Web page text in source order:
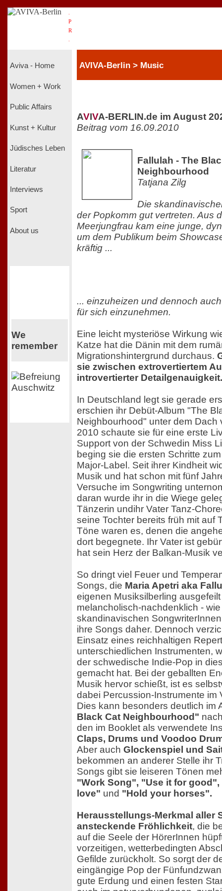
P
R
Aviva - Home
Women + Work
Public Affairs
Kunst + Kultur
Jüdisches Leben
Literatur
Interviews
Sport
About us
We
remember
AVIVA-Berlin > Music
AVIVA-BERLIN.de im August
Beitrag vom 16.09.2010
Fallulah - The
Neighbourhood
Tatjana Zilg
Die
der Popkomm gut vertreten. Aus
Meerjungfrau kam eine junge,
um dem Publikum beim
kräftig ...
... einzuheizen und dennoch
für sich einzunehmen.
Eine leicht mysteriöse Wirkung
Katze hat die Dänin mit dem
Migrationshintergrund durchaus.
sie zwischen extrovertiertem
introvertierter Detailgenauigkeit.
In Deutschland legt sie gerade
erschien ihr Debüt-Album "The
Neighbourhood" unter dem Dach
2010 schaute sie für eine erste
Support von der Schwedin Miss
beging sie die ersten Schritte
Major-Label. Seit ihrer Kindheit
Musik und hat schon mit fünf
Versuche im Songwriting
daran wurde ihr in die Wiege
Tänzerin undihr Vater Tanz-
seine Tochter bereits früh mit auf
Töne waren es, denen die
dort begegnete. Ihr Vater ist
hat sein Herz der Balkan-Musik
So dringt viel Feuer und
Songs, die Maria Apetri aka
eigenen Musiksilberling
melancholisch-nachdenklich -
skandinavischen
ihre Songs daher. Dennoch
Einsatz eines reichhaltigen
unterschiedlichen Instrumenten,
der schwedische Indie-Pop in
gemacht hat. Bei der geballten
Musik hervor schießt, ist es
dabei Percussion-Instrumente im
Dies kann besonders deutlich im
Black Cat Neighbourhood"
den im Booklet als verwendete
Claps, Drums und Voodoo
Aber auch Glockenspiel und
bekommen an anderer Stelle ihr
Songs gibt sie leiseren Tönen
"Work Song", "Use it for
love" und "Hold your horses".
Herausstellungs-Merkmal aller
ansteckende Fröhlichkeit, die
auf die Seele der HörerInnen
vorzeitigen, wetterbedingten
Gefilde zurückholt. So sorgt der
eingängige Pop der
gute Erdung und einen festen